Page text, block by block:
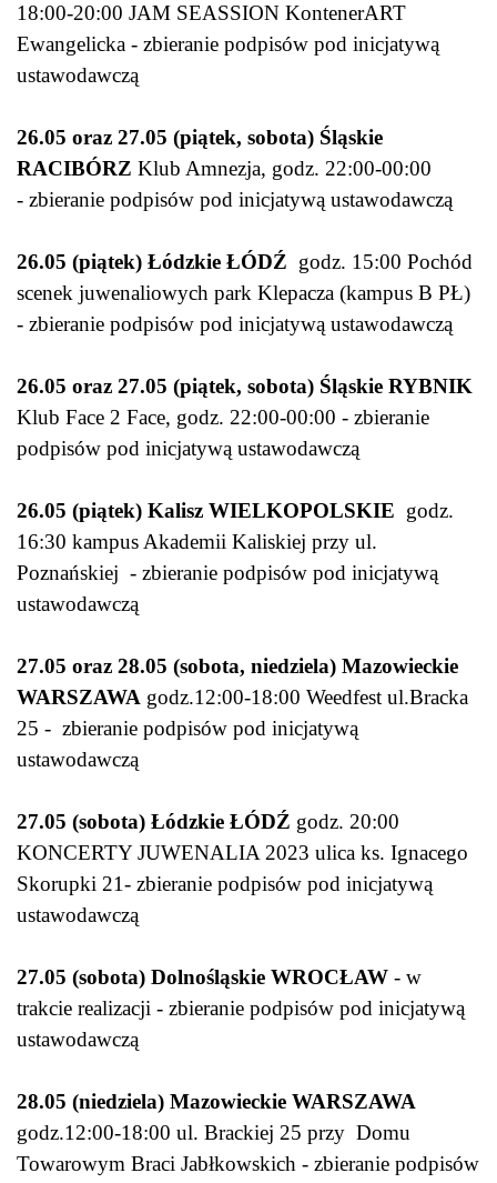
18:00-20:00 JAM SEASSION KontenerART
Ewangelicka - zbieranie podpisów pod inicjatywą
ustawodawczą
26.05 oraz 27.05 (piątek, sobota) Śląskie
RACIBÓRZ Klub Amnezja, godz. 22:00-00:00
- zbieranie podpisów pod inicjatywą ustawodawczą
26.05 (piątek) Łódzkie ŁÓDŹ godz. 15:00 Pochód
scenek juwenaliowych park Klepacza (kampus B PŁ)
- zbieranie podpisów pod inicjatywą ustawodawczą
26.05 oraz 27.05 (piątek, sobota) Śląskie RYBNIK
Klub Face 2 Face, godz. 22:00-00:00 - zbieranie
podpisów pod inicjatywą ustawodawczą
26.05 (piątek) Kalisz WIELKOPOLSKIE godz.
16:30 kampus Akademii Kaliskiej przy ul.
Poznańskiej - zbieranie podpisów pod inicjatywą
ustawodawczą
27.05 oraz 28.05 (sobota, niedziela) Mazowieckie
WARSZAWA godz.12:00-18:00 Weedfest ul.Bracka
25 - zbieranie podpisów pod inicjatywą
ustawodawczą
27.05 (sobota) Łódzkie ŁÓDŹ godz. 20:00
KONCERTY JUWENALIA 2023 ulica ks. Ignacego
Skorupki 21- zbieranie podpisów pod inicjatywą
ustawodawczą
27.05 (sobota) Dolnośląskie WROCŁAW - w
trakcie realizacji - zbieranie podpisów pod inicjatywą
ustawodawczą
28.05 (niedziela) Mazowieckie WARSZAWA
godz.12:00-18:00 ul. Brackiej 25 przy Domu
Towarowym Braci Jabłkowskich - zbieranie podpisów